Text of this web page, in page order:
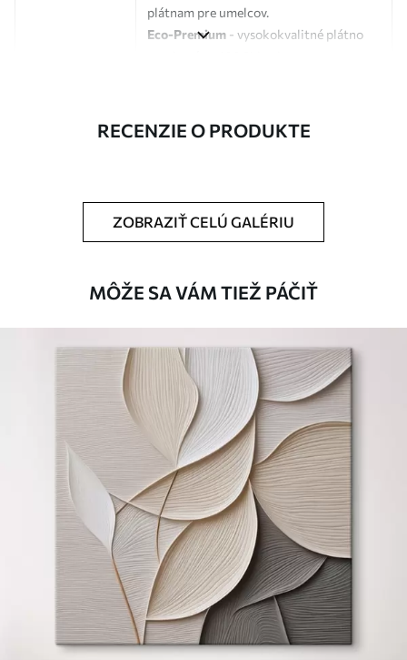
plátnam pre umelcov.
Eco-Premium - vysokokvalitné plátno
s33370
Dostupné materiály
Štandard
Odolné voči vyblednutiu
Bezpečný atrament bez zápachu
Povrch podobný plátnu
Ekologický materiál
Premium
.00
Žiarivé a sýte farby
Odolné voči vyblednutiu
Bezpečný atrament bez zápachu
Povrch podobný plátnu
Ekologický materiál
RECENZIE O PRODUKTE
ZOBRAZIŤ CELÚ GALÉRIU
MÔŽE SA VÁM TIEŽ PÁČIŤ